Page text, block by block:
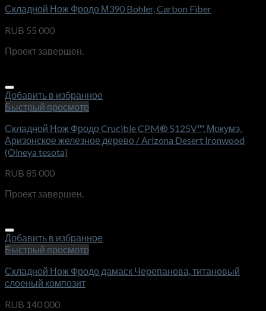
Складной Нож Фродо М390 Bohler, Carbon Fiber
RUB 55 000
Проект завершен.
Добавить в избранное
Быстрый просмотр
Складной Нож Фродо Crucible CPM® S125V™, Мокумэ,
Аризонское железное дерево / Arizona Desert Ironwood
(Olneya tesota)
RUB 85 000
Проект завершен.
Добавить в избранное
Быстрый просмотр
Складной Нож Фродо дамаск Черепанова, титановый
слоеный композит
RUB 140 000